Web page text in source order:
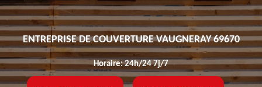
ENTREPRISE DE COUVERTURE VAUGNERAY 69670
Horaire: 24h/24 7j/7